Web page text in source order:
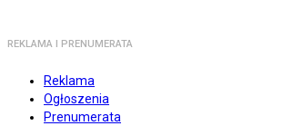
REKLAMA I PRENUMERATA
Reklama
Ogłoszenia
Prenumerata